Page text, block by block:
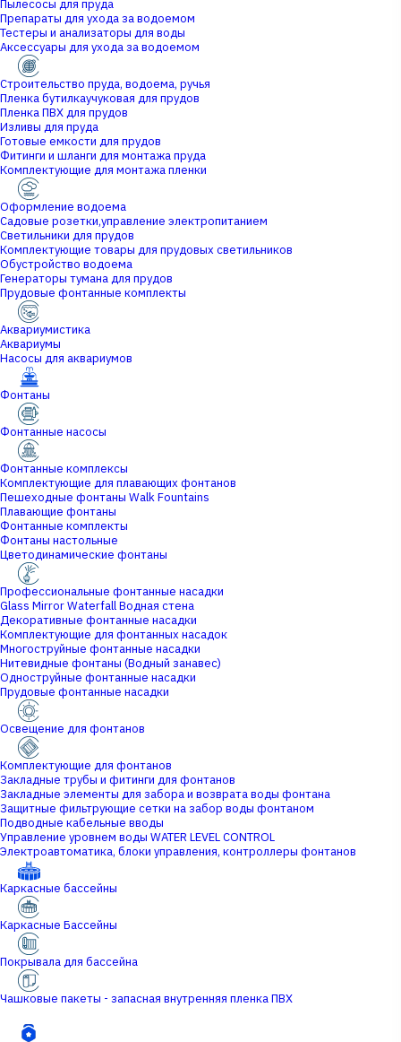
Пылесосы для пруда
Препараты для ухода за водоемом
Тестеры и анализаторы для воды
Аксессуары для ухода за водоемом
Строительство пруда, водоема, ручья
Пленка бутилкаучуковая для прудов
Пленка ПВХ для прудов
Изливы для пруда
Готовые емкости для прудов
Фитинги и шланги для монтажа пруда
Комплектующие для монтажа пленки
Оформление водоема
Садовые розетки,управление электропитанием
Светильники для прудов
Комплектующие товары для прудовых светильников
Обустройство водоема
Генераторы тумана для прудов
Прудовые фонтанные комплекты
Аквариумистика
Аквариумы
Насосы для аквариумов
Фонтаны
Фонтанные насосы
Фонтанные комплексы
Комплектующие для плавающих фонтанов
Пешеходные фонтаны Walk Fountains
Плавающие фонтаны
Фонтанные комплекты
Фонтаны настольные
Цветодинамические фонтаны
Профессиональные фонтанные насадки
Glass Mirror Waterfall Водная стена
Декоративные фонтанные насадки
Комплектующие для фонтанных насадок
Многоструйные фонтанные насадки
Нитевидные фонтаны (Водный занавес)
Одноструйные фонтанные насадки
Прудовые фонтанные насадки
Освещение для фонтанов
Комплектующие для фонтанов
Закладные трубы и фитинги для фонтанов
Закладные элементы для забора и возврата воды фонтана
Защитные фильтрующие сетки на забор воды фонтаном
Подводные кабельные вводы
Управление уровнем воды WATER LEVEL CONTROL
Электроавтоматика, блоки управления, контроллеры фонтанов
Каркасные бассейны
Каркасные Бассейны
Покрывала для бассейна
Чашковые пакеты - запасная внутренняя пленка ПВХ